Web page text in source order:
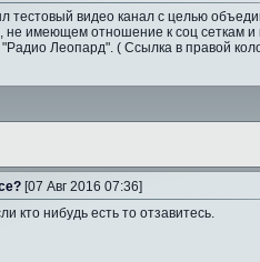
тестовый видео канал с целью
не имеющем отношение к соц сеткам и
"Радио Леопард". ( Ссылка в правой
[07 Авг 2016 07:36]
кто нибудь есть то отзавитесь.